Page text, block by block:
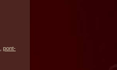
pont-